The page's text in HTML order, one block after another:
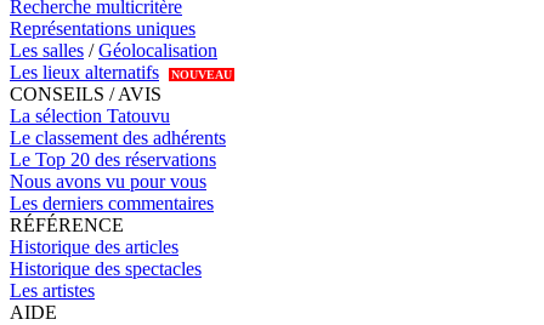
Recherche multicritère
Représentations uniques
Les salles /Géolocalisation
Les lieux alternatifs
NOUVEAU
CONSEILS / AVIS
La sélection Tatouvu
Le classement des adhérents
Le Top 20 des réservations
Nous avons vu pour vous
Les derniers commentaires
RÉFÉRENCE
Historique des articles
Historique des spectacles
Les artistes
AIDE